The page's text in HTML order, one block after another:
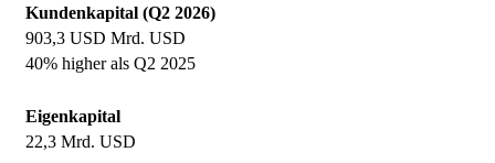
Kundenkapital (Q2 2026)
903,3 USD Mrd. USD
40% higher als Q2 2025
Eigenkapital
22,3 Mrd. USD